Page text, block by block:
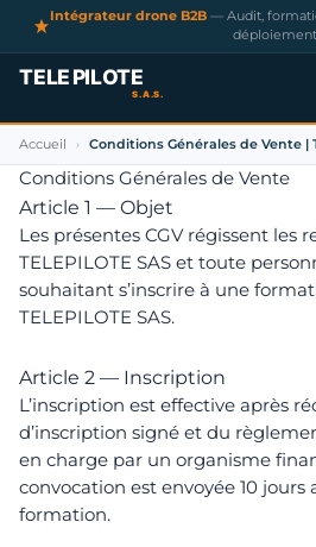
Intégrateur drone B2B — Audit,
déploiement
Accueil › Conditions Générales de Vente |
Conditions Générales de Vente
Article 1 — Objet
Les présentes CGV régissent les
TELEPILOTE SAS et toute
souhaitant s’inscrire à une
TELEPILOTE SAS.
Article 2 — Inscription
L’inscription est effective après
d’inscription signé et du
en charge par un organisme
convocation est envoyée 10
formation.